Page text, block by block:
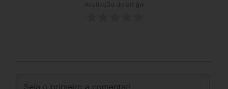
Avaliação do artigo